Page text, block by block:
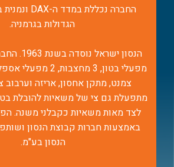
הגדולות בגרמניה.
מפעלי בטון, 3
צמנט, מתקן אחסון, אריזה
מתפעלת גם צי של משאיות להובלת
לצד מאות משאיות כקבלני משנה.
באמצעות חברות קבוצת הנסון
הנסון בע"מ.